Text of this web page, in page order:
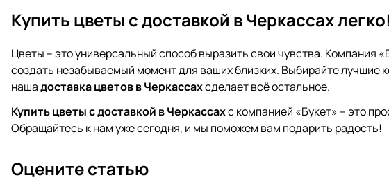
Купить цветы с доставкой в Черкассах легко!
Цветы – это универсальный способ выразить свои чувства. Компания
создать незабываемый момент для ваших близких. Выбирайте лучшие
нашадоставка цветов в Черкассахсделает всё остальное.
Купить цветы с доставкой в Черкассахс компанией «Букет» – это
Обращайтесь к нам уже сегодня, и мы поможем вам подарить радость!
Оцените статью